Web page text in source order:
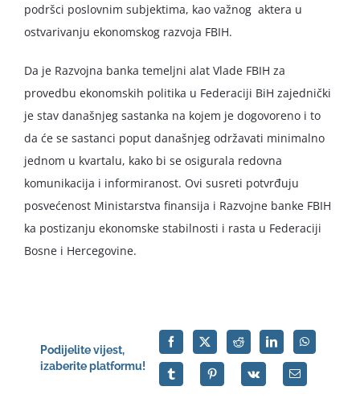
podršci poslovnim subjektima, kao važnog aktera u
ostvarivanju ekonomskog razvoja FBIH.
Da je Razvojna banka temeljni alat Vlade FBIH za
provedbu ekonomskih politika u Federaciji BiH zajednički
je stav današnjeg sastanka na kojem je dogovoreno i to
da će se sastanci poput današnjeg održavati minimalno
jednom u kvartalu, kako bi se osigurala redovna
komunikacija i informiranost. Ovi susreti potvrđuju
posvećenost Ministarstva finansija i Razvojne banke FBIH
ka postizanju ekonomske stabilnosti i rasta u Federaciji
Bosne i Hercegovine.
Podijelite vijest,
izaberite platformu!